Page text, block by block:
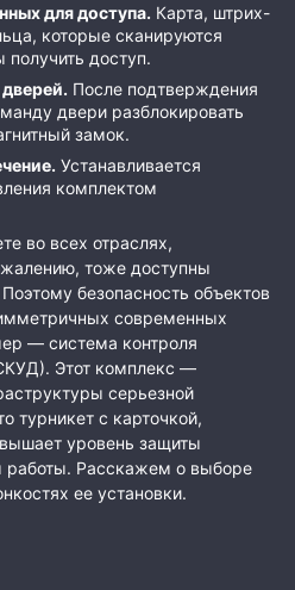
для доступа. Карта, штрих-
которые сканируются
получить доступ.
После подтверждения
двери разблокировать
замок.
Устанавливается
комплектом
во всех отраслях,
тоже доступны
безопасность объектов
современных
— система контроля
Этот комплекс —
серьезной
турникет с карточкой,
уровень защиты
работы. Расскажем о выборе
ее установки.